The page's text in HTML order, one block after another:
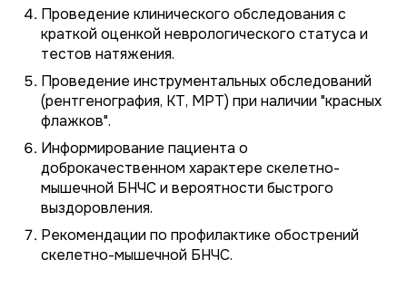
Проведение клинического обследования с
краткой оценкой неврологического статуса и
тестов натяжения.
Проведение инструментальных обследований
(рентгенография, КТ, МРТ) при наличии "красных
флажков".
Информирование пациента о
доброкачественном характере скелетно-
мышечной БНЧС и вероятности быстрого
выздоровления.
Рекомендации по профилактике обострений
скелетно-мышечной БНЧС.